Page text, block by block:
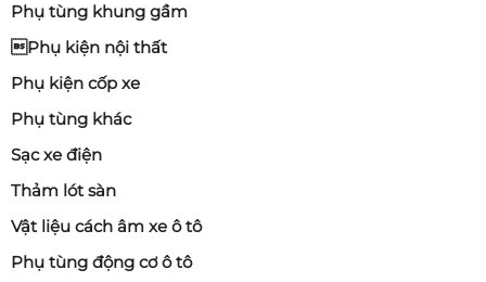
Phụ tùng khung gầm
Phụ kiện nội thất
Phụ kiện cốp xe
Phụ tùng khác
Sạc xe điện
Thảm lót sàn
Vật liệu cách âm xe ô tô
Phụ tùng động cơ ô tô